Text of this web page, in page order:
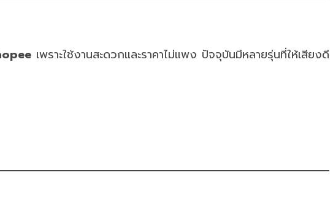
เพราะใช้งานสะดวกและราคาไม่แพง ปัจจุบันมีหลายรุ่นที่ให้เสียงดี